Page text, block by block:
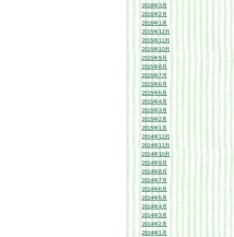
2016年3月
2016年2月
2016年1月
2015年12月
2015年11月
2015年10月
2015年9月
2015年8月
2015年7月
2015年6月
2015年5月
2015年4月
2015年3月
2015年2月
2015年1月
2014年12月
2014年11月
2014年10月
2014年9月
2014年8月
2014年7月
2014年6月
2014年5月
2014年4月
2014年3月
2014年2月
2014年1月